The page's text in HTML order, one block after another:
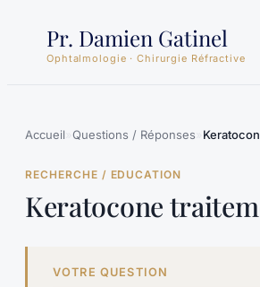
contenu
Pr. Damien Gatinel
Ophtalmologie · Chirurgie Réfractive
Accueil Questions / Réponses
RECHERCHE / EDUCATION
Keratocone
VOTRE QUESTION